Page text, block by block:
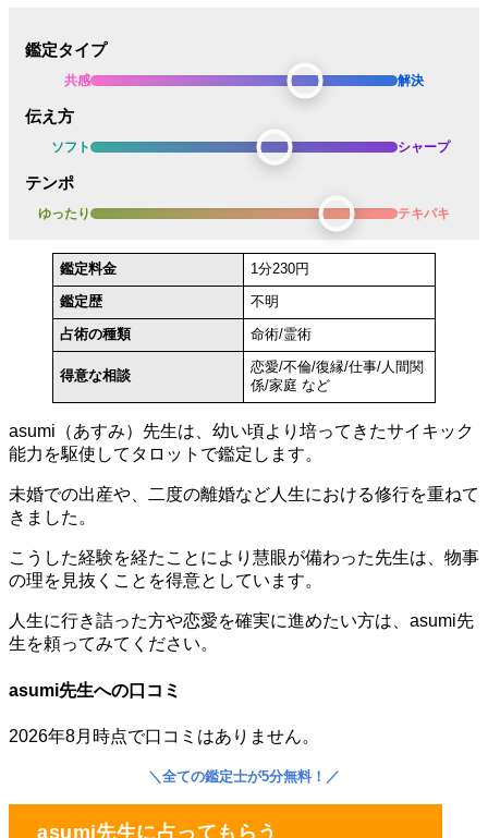
鑑定タイプ
共感 解決
伝え方
ソフト シャープ
テンポ
ゆったり テキパキ
鑑定料金
1分230円
鑑定歴
不明
占術の種類
命術/霊術
得意な相談
恋愛/不倫/復縁/仕事/人間関
係/家庭 など
asumi（あすみ）先生は、幼い頃より培ってきたサイキック
能力を駆使してタロットで鑑定します。
未婚での出産や、二度の離婚など人生における修行を重ねて
きました。
こうした経験を経たことにより慧眼が備わった先生は、物事
の理を見抜くことを得意としています。
人生に行き詰った方や恋愛を確実に進めたい方は、asumi先
生を頼ってみてください。
asumi先生への口コミ
2026年8月時点で口コミはありません。
＼ 全ての鑑定士が5分無料！ ／
asumi先生に占ってもらう